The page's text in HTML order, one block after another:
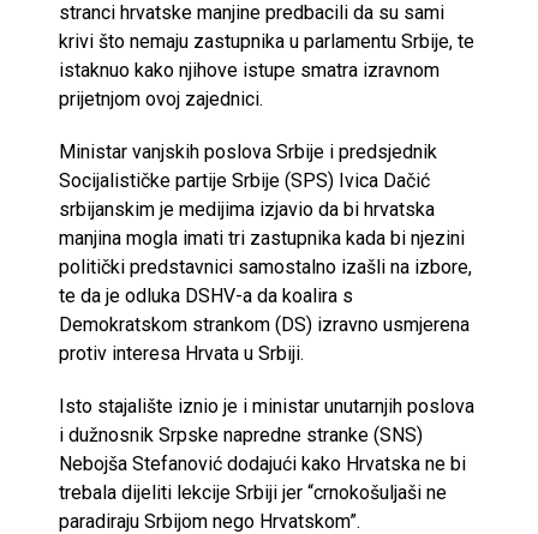
stranci hrvatske manjine predbacili da su sami
krivi što nemaju zastupnika u parlamentu Srbije, te
istaknuo kako njihove istupe smatra izravnom
prijetnjom ovoj zajednici.
Ministar vanjskih poslova Srbije i predsjednik
Socijalističke partije Srbije (SPS) Ivica Dačić
srbijanskim je medijima izjavio da bi hrvatska
manjina mogla imati tri zastupnika kada bi njezini
politički predstavnici samostalno izašli na izbore,
te da je odluka DSHV-a da koalira s
Demokratskom strankom (DS) izravno usmjerena
protiv interesa Hrvata u Srbiji.
Isto stajalište iznio je i ministar unutarnjih poslova
i dužnosnik Srpske napredne stranke (SNS)
Nebojša Stefanović dodajući kako Hrvatska ne bi
trebala dijeliti lekcije Srbiji jer “crnokošuljaši ne
paradiraju Srbijom nego Hrvatskom”.